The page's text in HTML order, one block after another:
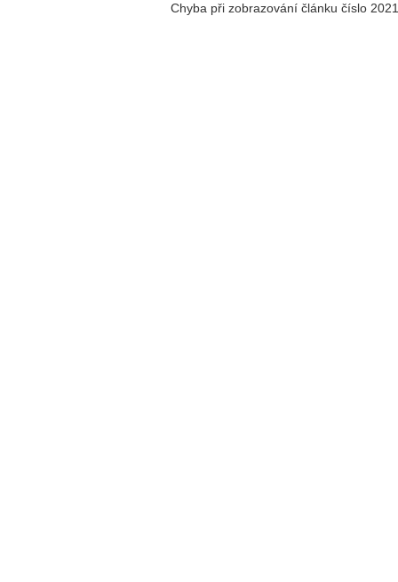
Chyba při zobrazování článku číslo